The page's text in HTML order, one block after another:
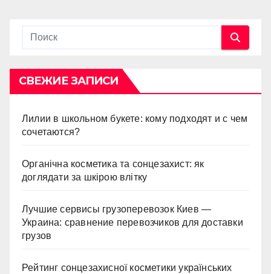
СВЕЖИЕ ЗАПИСИ
Лилии в школьном букете: кому подходят и с чем
сочетаются?
Органічна косметика та сонцезахист: як
доглядати за шкірою влітку
Лучшие сервисы грузоперевозок Киев —
Украина: сравнение перевозчиков для доставки
грузов
Рейтинг сонцезахисної косметики українських